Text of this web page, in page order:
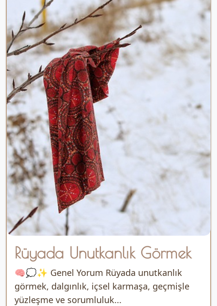
Rüyada Unutkanlık Görmek
🧠💭✨ Genel Yorum Rüyada unutkanlık
görmek, dalgınlık, içsel karmaşa, geçmişle
yüzleşme ve sorumluluk...